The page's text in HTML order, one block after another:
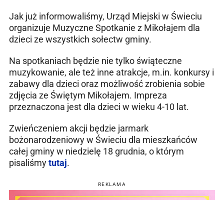
Jak już informowaliśmy, Urząd Miejski w Świeciu
organizuje Muzyczne Spotkanie z Mikołajem dla
dzieci ze wszystkich sołectw gminy.
Na spotkaniach będzie nie tylko świąteczne
muzykowanie, ale też inne atrakcje, m.in. konkursy i
zabawy dla dzieci oraz możliwość zrobienia sobie
zdjęcia ze Świętym Mikołajem. Impreza
przeznaczona jest dla dzieci w wieku 4-10 lat.
Zwieńczeniem akcji będzie jarmark
bożonarodzeniowy w Świeciu dla mieszkańców
całej gminy w niedzielę 18 grudnia, o którym
pisaliśmytutaj.
REKLAMA